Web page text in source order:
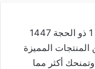
عروض التميمي اليوم 18 مايو 2026 الموافق 1 ذو الحجة 1447
المميزة
أكثر مما